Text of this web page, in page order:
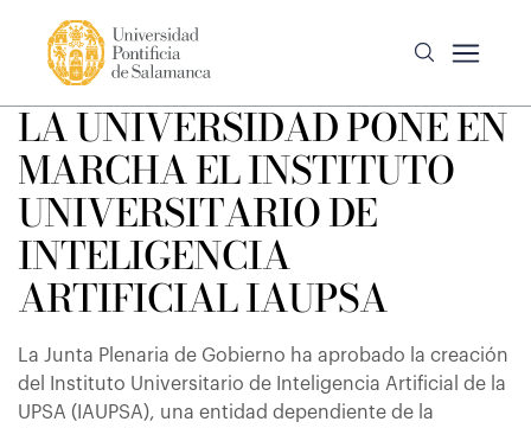
LA UNIVERSIDAD PONE EN
MARCHA EL INSTITUTO
UNIVERSITARIO DE
INTELIGENCIA
ARTIFICIAL IAUPSA
La Junta Plenaria de Gobierno ha aprobado la creación
del Instituto Universitario de Inteligencia Artificial de la
UPSA (IAUPSA), una entidad dependiente de la